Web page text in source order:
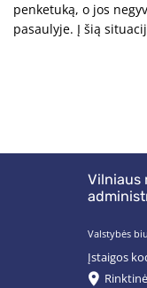
penketuką, o jos
pasaulyje. Į šią
Vilniaus
Valstybės
Įstaigos